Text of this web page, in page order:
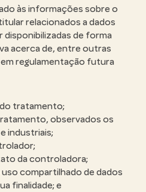
às informações sobre o
relacionados a dados
disponibilizadas de forma
acerca de, entre outras
regulamentação futura
tratamento;
observados os
industriais;
da controladora;
compartilhado de dados
finalidade; e